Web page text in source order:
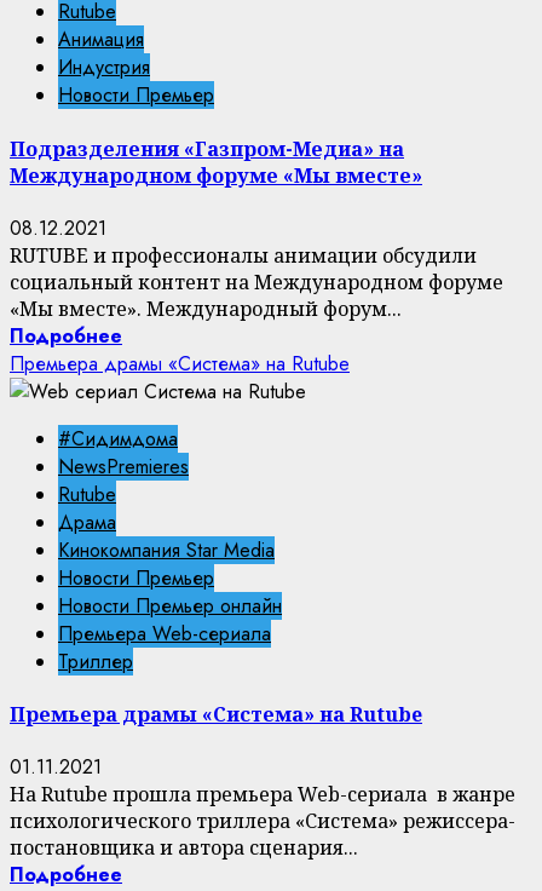
Rutube
Анимация
Индустрия
Новости Премьер
Подразделения «Газпром-Медиа» на
Международном форуме «Мы вместе»
08.12.2021
RUTUBE и профессионалы анимации обсудили
социальный контент на Международном форуме
«Мы вместе». Международный форум...
Подробнее
Премьера драмы «Система» на Rutube
#Сидимдома
NewsPremieres
Rutube
Драма
Кинокомпания Star Media
Новости Премьер
Новости Премьер онлайн
Премьера Web-сериала
Триллер
Премьера драмы «Система» на Rutube
01.11.2021
На Rutube прошла премьера Web-сериала в жанре
психологического триллера «Система» режиссера-
постановщика и автора сценария...
Подробнее